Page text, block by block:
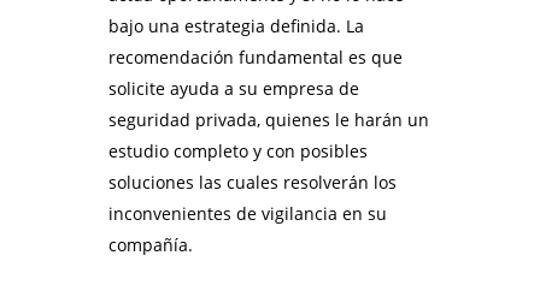
bajo una estrategia definida. La
recomendación fundamental es que
solicite ayuda a su empresa de
seguridad privada, quienes le harán un
estudio completo y con posibles
soluciones las cuales resolverán los
inconvenientes de vigilancia en su
compañía.